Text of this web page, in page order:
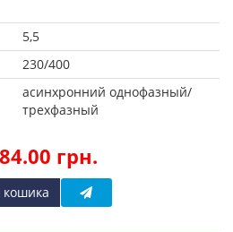
5,5
230/400
асинхронний однофазный/
трехфазный
грн.